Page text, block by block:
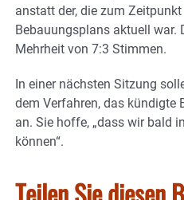
anstatt der, die zum
Bebauungsplans aktuell war.
Mehrheit von 7:3 Stimmen.
In einer nächsten Sitzung
dem Verfahren, das kündigte
an. Sie hoffe, „dass wir bald
können“.